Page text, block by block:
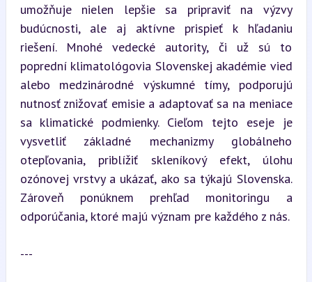
umožňuje nielen lepšie sa pripraviť na výzvy
budúcnosti, ale aj aktívne prispieť k hľadaniu
riešení. Mnohé vedecké autority, či už sú to
poprední klimatológovia Slovenskej akadémie vied
alebo medzinárodné výskumné tímy, podporujú
nutnosť znižovať emisie a adaptovať sa na meniace
sa klimatické podmienky. Cieľom tejto eseje je
vysvetliť základné mechanizmy globálneho
otepľovania, priblížiť skleníkový efekt, úlohu
ozónovej vrstvy a ukázať, ako sa týkajú Slovenska.
Zároveň ponúknem prehľad monitoringu a
odporúčania, ktoré majú význam pre každého z nás.
---